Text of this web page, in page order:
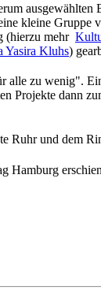
ausgewählten
kleine Gruppe
(hierzu mehr
Yasira Kluhs)
alle zu wenig".
Projekte dann
Ruhr und dem
Hamburg